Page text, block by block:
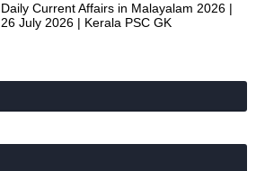
Daily Current Affairs in Malayalam 2026 |
26 July 2026 | Kerala PSC GK